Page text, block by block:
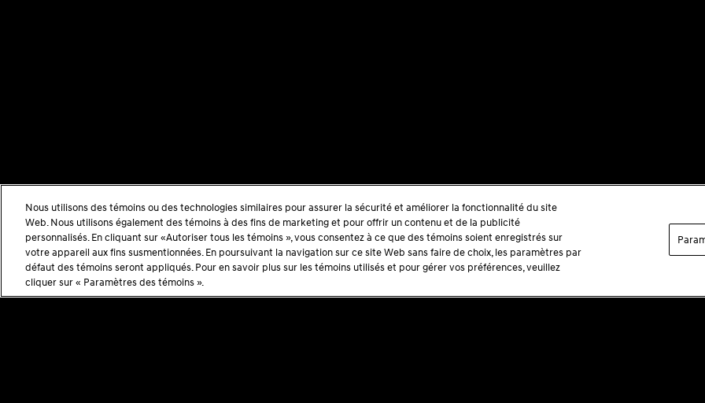
Nous utilisons des témoins ou des technologies similaires pour assurer la sécurité et améliorer la fonctionnalité du site
Web. Nous utilisons également des témoins à des fins de marketing et pour offrir un contenu et de la publicité
personnalisés. En cliquant sur «Autoriser tous les témoins », vous consentez à ce que des témoins soient enregistrés sur
votre appareil aux fins susmentionnées. En poursuivant la navigation sur ce site Web sans faire de choix, les paramètres par
défaut des témoins seront appliqués. Pour en savoir plus sur les témoins utilisés et pour gérer vos préférences, veuillez
cliquer sur « Paramètres des témoins ».